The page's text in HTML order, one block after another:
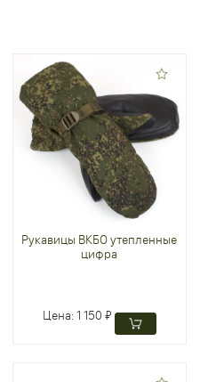
Рукавицы ВКБО утепленные
цифра
Цена:1 150 ₽